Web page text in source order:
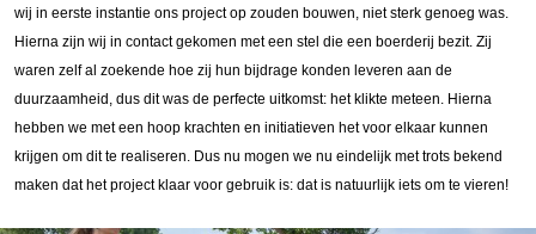
wij in eerste instantie ons project op zouden bouwen, niet sterk genoeg was.
Hierna zijn wij in contact gekomen met een stel die een boerderij bezit. Zij
waren zelf al zoekende hoe zij hun bijdrage konden leveren aan de
duurzaamheid, dus dit was de perfecte uitkomst: het klikte meteen. Hierna
hebben we met een hoop krachten en initiatieven het voor elkaar kunnen
krijgen om dit te realiseren. Dus nu mogen we nu eindelijk met trots bekend
maken dat het project klaar voor gebruik is: dat is natuurlijk iets om te vieren!